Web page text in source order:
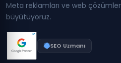
Meta reklamları ve web
büyütüyoruz.
SEO Uzmanı